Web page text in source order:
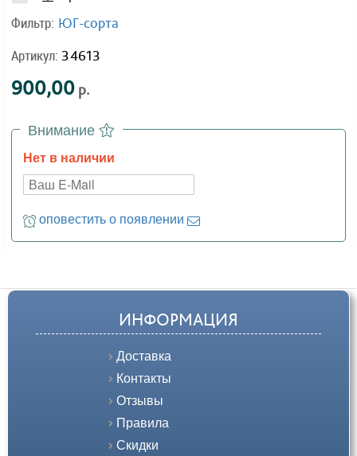
Фильтр: ЮГ-сорта
Артикул: 34613
900,00 р.
Внимание
Нет в наличии
оповестить о появлении
ИНФОРМАЦИЯ
Доставка
Контакты
Отзывы
Правила
Скидки